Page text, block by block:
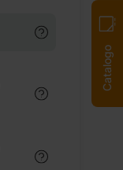
Catalogo